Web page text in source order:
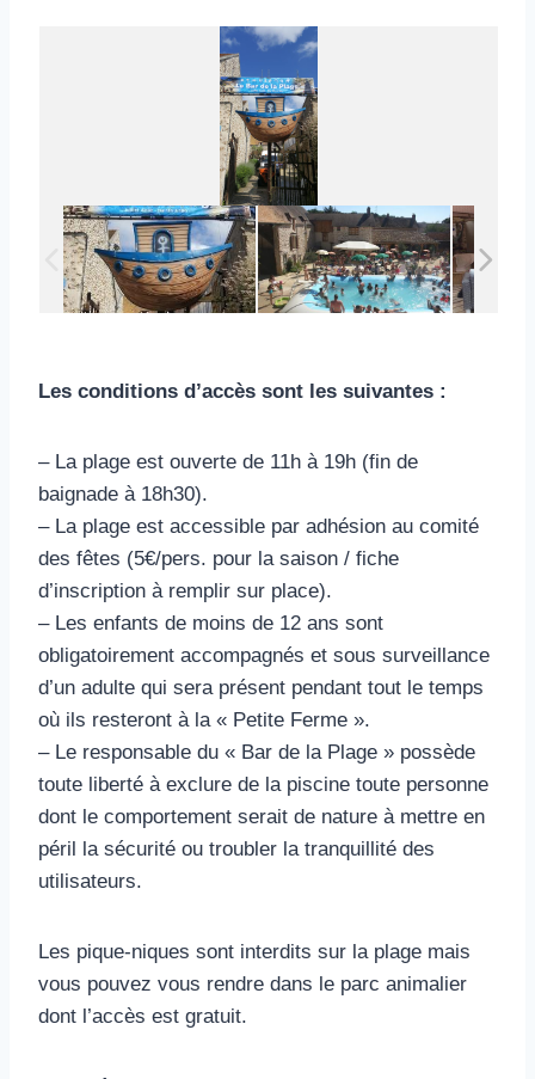
Les conditions d’accès sont les suivantes :
– La plage est ouverte de 11h à 19h (fin de
baignade à 18h30).
– La plage est accessible par adhésion au comité
des fêtes (5€/pers. pour la saison / fiche
d’inscription à remplir sur place).
– Les enfants de moins de 12 ans sont
obligatoirement accompagnés et sous surveillance
d’un adulte qui sera présent pendant tout le temps
où ils resteront à la « Petite Ferme ».
– Le responsable du « Bar de la Plage » possède
toute liberté à exclure de la piscine toute personne
dont le comportement serait de nature à mettre en
péril la sécurité ou troubler la tranquillité des
utilisateurs.
Les pique-niques sont interdits sur la plage mais
vous pouvez vous rendre dans le parc animalier
dont l’accès est gratuit.